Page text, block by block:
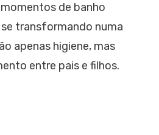
de banho
transformando numa
apenas higiene, mas
entre pais e filhos.